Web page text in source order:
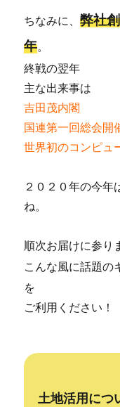
ちなみに、弊社
年。
終戦の翌年
主な出来事は
吉田茂内閣
国連第一回総会開
世界初のコンピュ
２０２０年の今年
ね。
順次お届けに参り
こんな風に話題の
を
ご利用ください！
土地活用につ